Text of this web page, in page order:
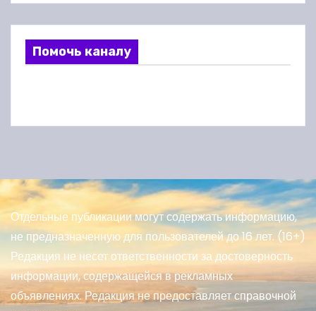
Помочь каналу
Отдельные публикации могут содержать информацию,
не предназначенную для пользователей до 16 лет. (16+)
Редакция не несет ответственности за достоверность
информации, содержащейся в рекламных
объявлениях. Редакция не предоставляет справочной